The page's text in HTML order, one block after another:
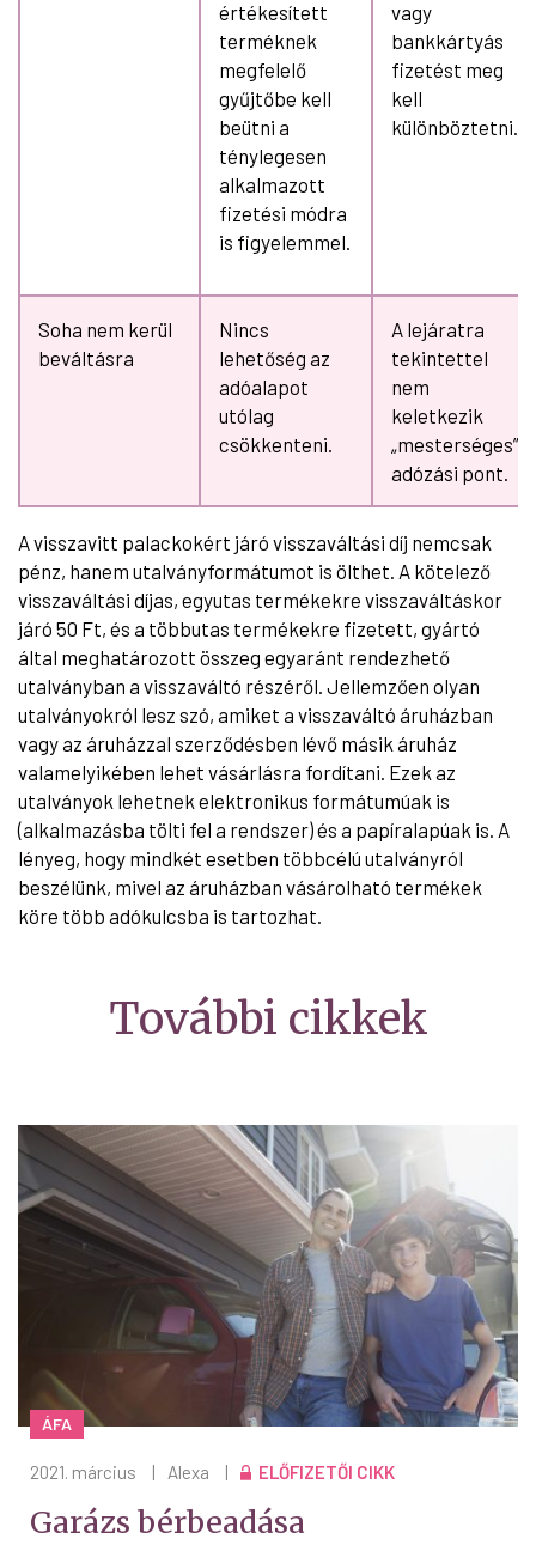
értékesített
terméknek
megfelelő
gyűjtőbe kell
beütni a
ténylegesen
alkalmazott
fizetési módra
is figyelemmel.
vagy
bankkártyás
fizetést meg
kell
különböztetni.
Soha nem kerül
beváltásra
Nincs
lehetőség az
adóalapot
utólag
csökkenteni.
A lejáratra
tekintettel
nem
keletkezik
„mesterséges”
adózási pont.
A visszavitt palackokért járó visszaváltási díj nemcsak
pénz, hanem utalványformátumot is ölthet. A kötelező
visszaváltási díjas, egyutas termékekre visszaváltáskor
járó 50 Ft, és a többutas termékekre fizetett, gyártó
által meghatározott összeg egyaránt rendezhető
utalványban a visszaváltó részéről. Jellemzően olyan
utalványokról lesz szó, amiket a visszaváltó áruházban
vagy az áruházzal szerződésben lévő másik áruház
valamelyikében lehet vásárlásra fordítani. Ezek az
utalványok lehetnek elektronikus formátumúak is
(alkalmazásba tölti fel a rendszer) és a papíralapúak is. A
lényeg, hogy mindkét esetben többcélú utalványról
beszélünk, mivel az áruházban vásárolható termékek
köre több adókulcsba is tartozhat.
További cikkek
ÁFA
2021. március Alexa ELŐFIZETŐI CIKK
Garázs bérbeadása